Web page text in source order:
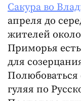
Сакура во
апреля до
жителей
Приморья
для
гуляя по